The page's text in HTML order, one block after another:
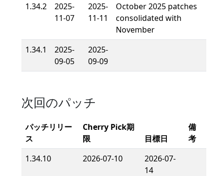
1.34.2
2025-
11-07
2025-
11-11
October 2025 patches
consolidated with
November
1.34.1
2025-
09-05
2025-
09-09
次回のパッチ
パッチリリー
ス
Cherry Pick期
限
目標日
備
考
1.34.10
2026-07-10
2026-07-
14